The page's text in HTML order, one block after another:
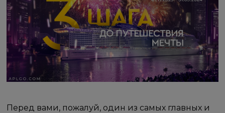
Перед вами, пожалуй, один из самых главных и